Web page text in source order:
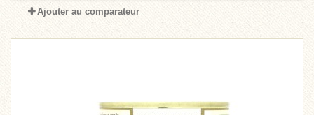
Ajouter au comparateur